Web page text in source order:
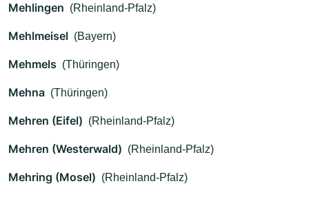
Mehlingen (Rheinland-Pfalz)
Mehlmeisel (Bayern)
Mehmels (Thüringen)
Mehna (Thüringen)
Mehren (Eifel) (Rheinland-Pfalz)
Mehren (Westerwald) (Rheinland-Pfalz)
Mehring (Mosel) (Rheinland-Pfalz)